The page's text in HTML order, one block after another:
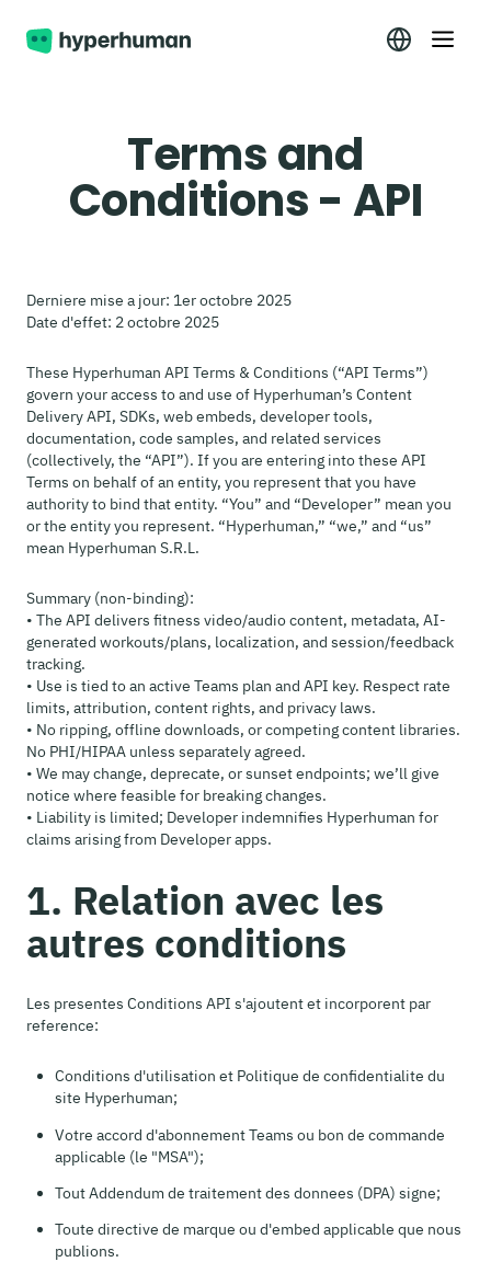
Terms and
Conditions - API
Derniere mise a jour: 1er octobre 2025
Date d'effet: 2 octobre 2025
These Hyperhuman API Terms & Conditions (“API Terms”)
govern your access to and use of Hyperhuman’s Content
Delivery API, SDKs, web embeds, developer tools,
documentation, code samples, and related services
(collectively, the “API”). If you are entering into these API
Terms on behalf of an entity, you represent that you have
authority to bind that entity. “You” and “Developer” mean you
or the entity you represent. “Hyperhuman,” “we,” and “us”
mean Hyperhuman S.R.L.
Summary (non-binding):
• The API delivers fitness video/audio content, metadata, AI-
generated workouts/plans, localization, and session/feedback
tracking.
• Use is tied to an active Teams plan and API key. Respect rate
limits, attribution, content rights, and privacy laws.
• No ripping, offline downloads, or competing content libraries.
No PHI/HIPAA unless separately agreed.
• We may change, deprecate, or sunset endpoints; we’ll give
notice where feasible for breaking changes.
• Liability is limited; Developer indemnifies Hyperhuman for
claims arising from Developer apps.
1. Relation avec les
autres conditions
Les presentes Conditions API s'ajoutent et incorporent par
reference:
Conditions d'utilisation et Politique de confidentialite du
site Hyperhuman;
Votre accord d'abonnement Teams ou bon de commande
applicable (le "MSA");
Tout Addendum de traitement des donnees (DPA) signe;
Toute directive de marque ou d'embed applicable que nous
publions.